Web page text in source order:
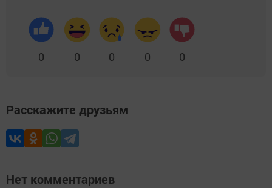
0 0 0 0 0
Расскажите друзьям
Нет комментариев